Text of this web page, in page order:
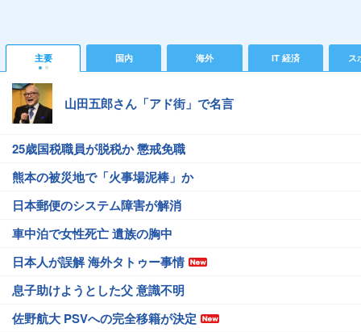
主要 国内 海外 IT 経済 ス
山田五郎さん「アド街」で名言
25歳国税職員が脱税か 懲戒免職
熊本の被災地で「火事場泥棒」か
日本郵便のシステム障害が解消
車中泊で女性死亡 遺族の胸中
日本人が誤解 海外タトゥー事情
息子助けようとした父 意識不明
佐野航大 PSVへの完全移籍が決定